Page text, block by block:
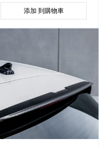
添加 到購物車